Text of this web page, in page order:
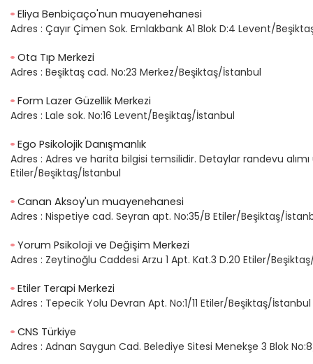
Eliya Benbiçaço'nun muayenehanesi
Adres : Çayır Çimen Sok. Emlakbank A1 Blok D:4 Levent/
Ota Tıp Merkezi
Adres : Beşiktaş cad. No:23 Merkez/Beşiktaş/İstanbul
Form Lazer Güzellik Merkezi
Adres : Lale sok. No:16 Levent/Beşiktaş/İstanbul
Ego Psikolojik Danışmanlık
Adres : Adres ve harita bilgisi temsilidir. Detaylar randevu
Etiler/Beşiktaş/İstanbul
Canan Aksoy'un muayenehanesi
Adres : Nispetiye cad. Seyran apt. No:35/B Etiler/Beşiktaş/
Yorum Psikoloji ve Değişim Merkezi
Adres : Zeytinoğlu Caddesi Arzu 1 Apt. Kat.3 D.20 Etiler/
Etiler Terapi Merkezi
Adres : Tepecik Yolu Devran Apt. No:1/11 Etiler/Beşiktaş/İstanbul
CNS Türkiye
Adres : Adnan Saygun Cad. Belediye Sitesi Menekşe 3 Blok